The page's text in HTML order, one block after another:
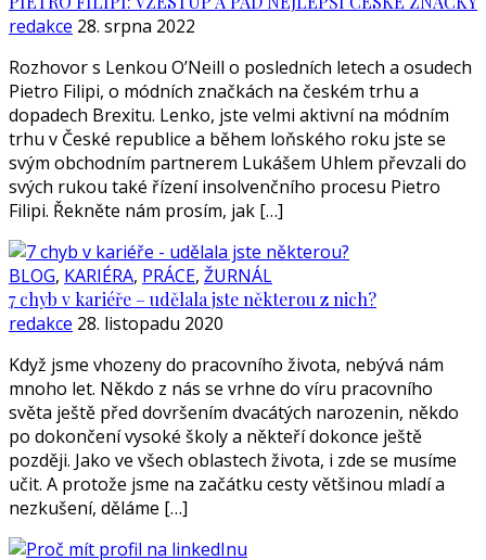
redakce 28. srpna 2022
Rozhovor s Lenkou O’Neill o posledních letech a osudech
Pietro Filipi, o módních značkách na českém trhu a
dopadech Brexitu. Lenko, jste velmi aktivní na módním
trhu v České republice a během loňského roku jste se
svým obchodním partnerem Lukášem Uhlem převzali do
svých rukou také řízení insolvenčního procesu Pietro
Filipi. Řekněte nám prosím, jak […]
BLOG, KARIÉRA, PRÁCE, ŽURNÁL
7 chyb v kariéře – udělala jste některou z nich?
redakce 28. listopadu 2020
Když jsme vhozeny do pracovního života, nebývá nám
mnoho let. Někdo z nás se vrhne do víru pracovního
světa ještě před dovršením dvacátých narozenin, někdo
po dokončení vysoké školy a někteří dokonce ještě
později. Jako ve všech oblastech života, i zde se musíme
učit. A protože jsme na začátku cesty většinou mladí a
nezkušení, děláme […]